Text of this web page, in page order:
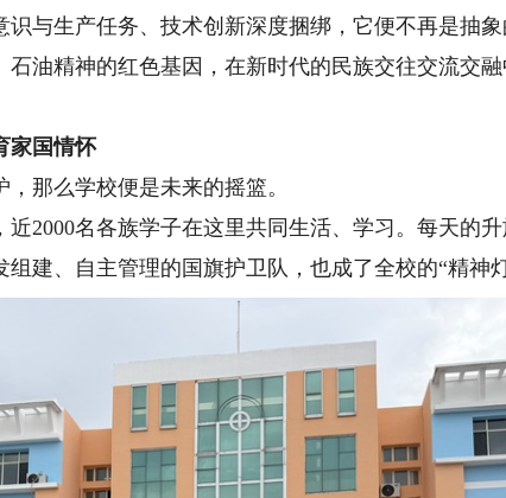
生产任务、技术创新深度捆绑，它便不再是抽象
油精神的红色基因，在新时代的民族交往交流交
家国情怀
那么学校便是未来的摇篮。
名各族学子在这里共同生活、学习。每天的升
建、自主管理的国旗护卫队，也成了全校的“精神灯